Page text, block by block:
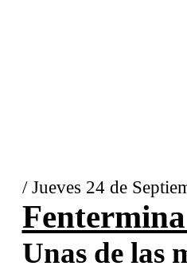
/ Jueves 24 de
Unas de las